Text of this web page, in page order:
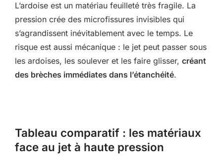
L’ardoise est un matériau feuilleté très fragile. La
pression crée des microfissures invisibles qui
s’agrandissent inévitablement avec le temps. Le
risque est aussi mécanique : le jet peut passer sous
les ardoises, les soulever et les faire glisser, créant
des brèches immédiates dans l’étanchéité.
Tableau comparatif : les matériaux
face au jet à haute pression